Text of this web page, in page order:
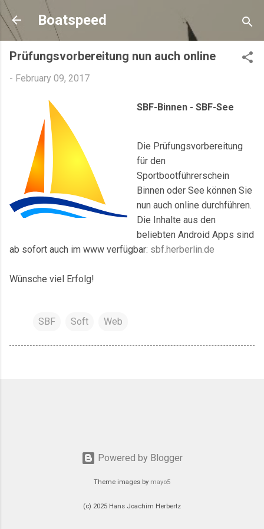
Skip to main content
Boatspeed
Prüfungsvorbereitung nun auch online
- February 09, 2017
SBF-Binnen - SBF-See
Die Prüfungsvorbereitung
für den
Sportbootführerschein
Binnen oder See können Sie
nun auch online durchführen.
Die Inhalte aus den
beliebten Android Apps sind
ab sofort auch im www verfügbar: sbf.herberlin.de
Wünsche viel Erfolg!
SBF Soft Web
Powered by Blogger
Theme images by mayo5
(c) 2025 Hans Joachim Herbertz